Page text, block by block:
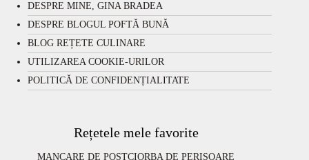
DESPRE MINE, GINA BRADEA
DESPRE BLOGUL POFTĂ BUNĂ
BLOG REȚETE CULINARE
UTILIZAREA COOKIE-URILOR
POLITICĂ DE CONFIDENȚIALITATE
Rețetele mele favorite
MANCARE DE POSTCIORBA DE PERISOARE